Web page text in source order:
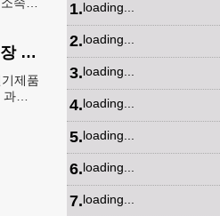
속
미국, 중국 제치고 ‘K-푸드’ 해외 최대 시장 부상
제품
자,
1.loading...
2.loading...
3.loading...
4.loading...
5.loading...
6.loading...
7.loading...